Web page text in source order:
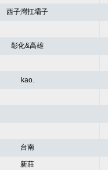
西子灣扛壩子
彰化&高雄
kao.
台南
新莊